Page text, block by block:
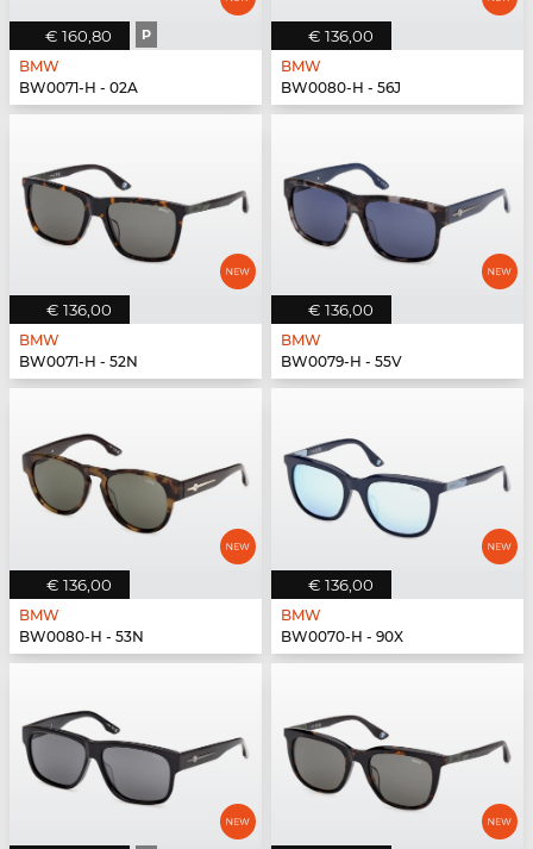
€ 160,80 P
BMW
BW0071-H - 02A
€ 136,00
BMW
BW0080-H - 56J
€ 136,00
BMW
BW0071-H - 52N
€ 136,00
BMW
BW0079-H - 55V
€ 136,00
BMW
BW0080-H - 53N
€ 136,00
BMW
BW0070-H - 90X